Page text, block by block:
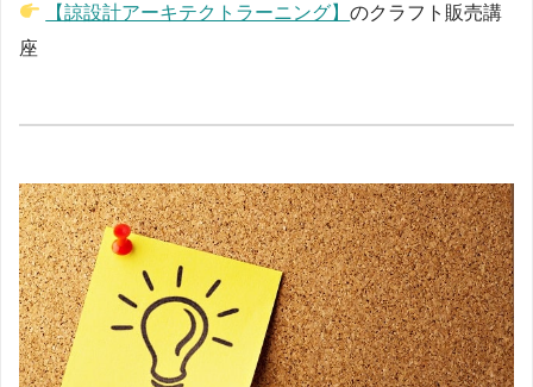
【諒設計アーキテクトラーニング】のクラフト販売講
座